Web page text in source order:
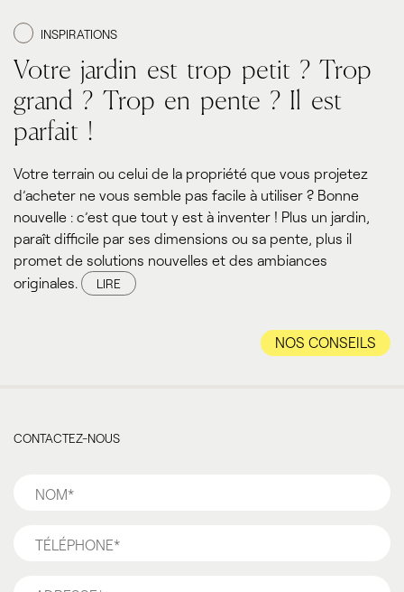
INSPIRATIONS
Votre jardin est trop petit ? Trop
grand ? Trop en pente ? Il est
parfait !
Votre terrain ou celui de la propriété que vous projetez
d’acheter ne vous semble pas facile à utiliser ? Bonne
nouvelle : c’est que tout y est à inventer ! Plus un jardin,
paraît difficile par ses dimensions ou sa pente, plus il
promet de solutions nouvelles et des ambiances
originales.
LIRE
NOS CONSEILS
CONTACTEZ-NOUS
Téléphone